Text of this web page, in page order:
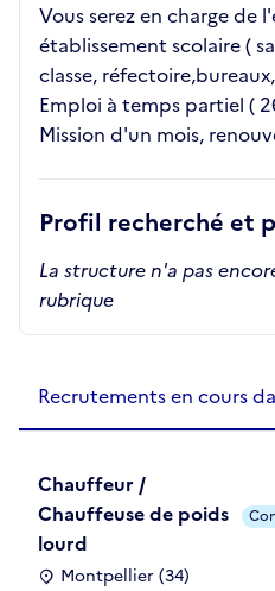
Vous serez en charge de
établissement scolaire (
classe,
Emploi à temps partiel (
Mission d'un mois,
Profil recherché et
La structure n'a pas
rubrique
Recrutements en cours
Chauffeur /
Chauffeuse de poids
lourd
Montpellier (34)